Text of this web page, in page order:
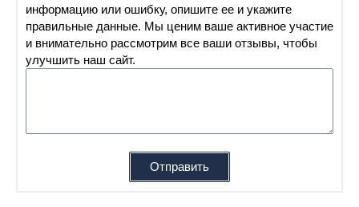
информацию или ошибку, опишите ее и укажите
правильные данные. Мы ценим ваше активное участие
и внимательно рассмотрим все ваши отзывы, чтобы
улучшить наш сайт.
Отправить